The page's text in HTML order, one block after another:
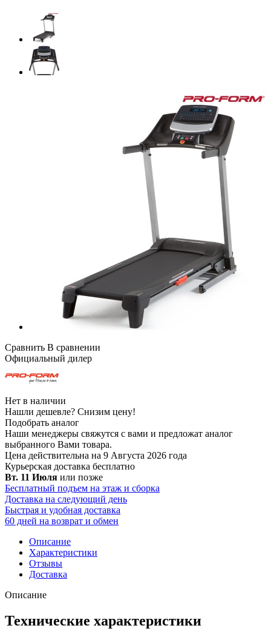
Сравнить В сравнении
Официальный дилер
Нет в наличии
Нашли дешевле? Снизим цену!
Подобрать аналог
Наши менеджеры свяжутся с вами и предложат аналог
выбранного Вами товара.
Цена действительна на 9 Августа 2026 года
Курьерская доставка бесплатно
Вт. 11 Июля или позже
Бесплатный подъем на этаж и сборка
Доставка на следующий день
Быстрая и удобная доставка
60 дней на возврат и обмен
Описание
Характеристики
Отзывы
Доставка
Описание
Технические характеристики